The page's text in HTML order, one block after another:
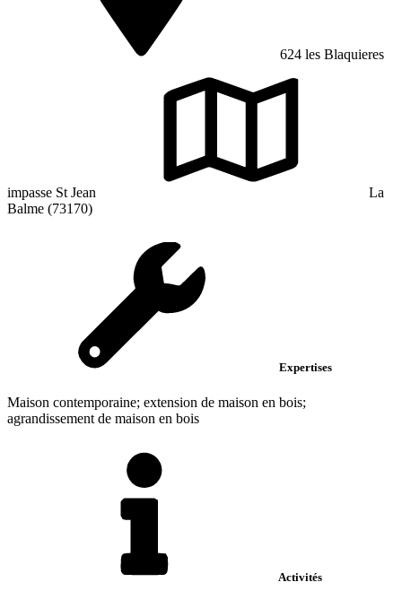
624 les Blaquieres
impasse St Jean
La
Balme (73170)
Expertises
Maison contemporaine; extension de maison en bois;
agrandissement de maison en bois
Activités